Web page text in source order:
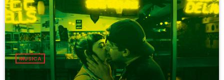
MUSICA